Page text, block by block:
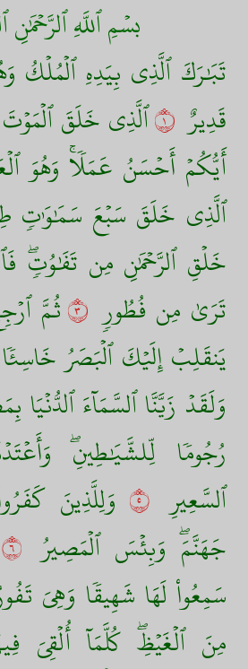
بسۡمِ ٱللَّهِ ٱلرَّحۡمَٰنِ
تَبَٰرَكَ ٱلَّذِي بِيَدِهِ ٱلۡمُلۡكُ
قَدِيرٌ ١ٱلَّذِي خَلَقَ ٱلۡمَوۡتَ
أَيُّكُمۡ أَحۡسَنُ عَمَلٗاۚ وَهُوَ
ٱلَّذِي خَلَقَ سَبۡعَ سَمَٰوَٰتٖ
خَلۡقِ ٱلرَّحۡمَٰنِ مِن تَفَٰوُتٖۖ
تَرَىٰ مِن فُطُورٖ ٣ثُمَّ
يَنقَلِبۡ إِلَيۡكَ ٱلۡبَصَرُ
وَلَقَدۡ زَيَّنَّا ٱلسَّمَآءَ
رُجُومٗا لِّلشَّيَٰطِينِۖ
ٱلسَّعِيرِ ٥ وَلِلَّذِينَ
جَهَنَّمَۖ وَبِئۡسَ ٱلۡمَصِيرُ ٦
سَمِعُواْ لَهَا شَهِيقٗا وَهِيَ
مِنَ ٱلۡغَيۡظِۖ كُلَّمَآ أُلۡقِيَ